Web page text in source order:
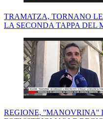
TRAMATZA, TORNANO
LA SECONDA TAPPA DEL
REGIONE, ''MANOVRINA''